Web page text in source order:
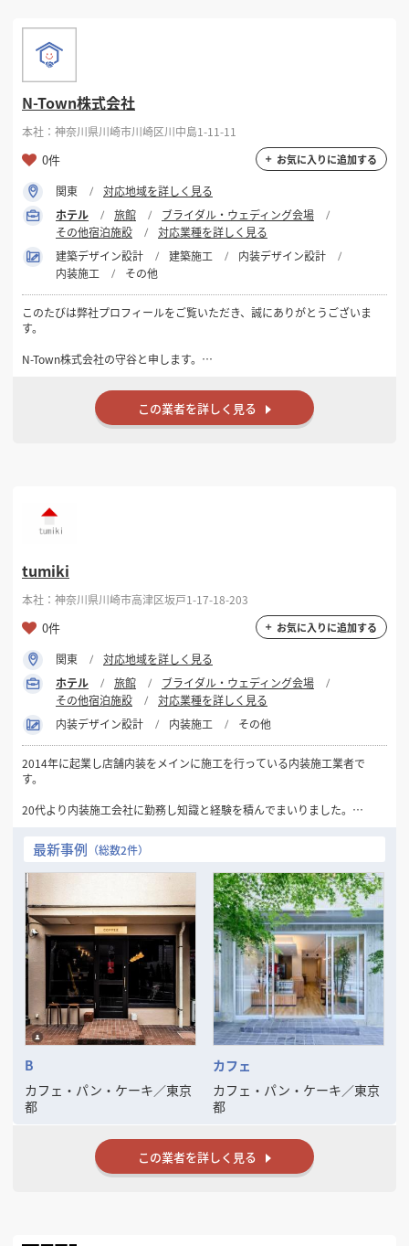
N-Town株式会社
本社：神奈川県川崎市川崎区川中島1-11-11
0件 お気に入りに追加する
関東
対応地域を詳しく見る
ホテル
旅館
ブライダル・ウェディング会場
その他宿泊施設
対応業種を詳しく見る
建築デザイン設計
建築施工
内装デザイン設計
内装施工
その他
このたびは弊社プロフィールをご覧いただき、誠にありがとうございま
す。
N-Town株式会社の守谷と申します。
弊社は東京都・神奈川県を中心に、飲食店・美容室・クリニック・オ
フィス・インドアゴルフ施設などの店舗内装工事を、設計から施工まで
一貫して対応しております。
現地調査・お見積りは無料です。
初めて店舗を出店される方でも、物件選びやレイアウト、保健所・消防
ご縁がございましたら、長くお付き合いできるパートナーとしてお力に
なれれば幸いです。
どうぞよろしくお願いいたします。
N-Town株式会社
守谷 尚晃
この業者を詳しく見る
tumiki
本社：神奈川県川崎市高津区坂戸1-17-18-203
0件 お気に入りに追加する
関東
対応地域を詳しく見る
ホテル
旅館
ブライダル・ウェディング会場
その他宿泊施設
対応業種を詳しく見る
内装デザイン設計
内装施工 その他
2014年に起業し店舗内装をメインに施工を行っている内装施工業者で
す。
20代より内装施工会社に勤務し知識と経験を積んでまいりました。
積算、現場管理までの業務を任されておりました。
その経験を活かす為、2014年に独立起業致しました。
飲食店・物販店・事務所まで全ての業種の施工をお請けすることができ
ます。
提携設計者もおりますので、設計からのご依頼も対応可能です。
また近年ではマンションのリノベーション工事も行っております。
店舗施工で経た技術と経験により、施主様には大変好評をいただいてお
ります。
常に質の高い空間作りを目指しておりますので、必ずご満足頂けると思
います。
最新事例 （総数2件）
B
カフェ・パン・ケーキ／東京
都
カフェ
カフェ・パン・ケーキ／東京
都
この業者を詳しく見る